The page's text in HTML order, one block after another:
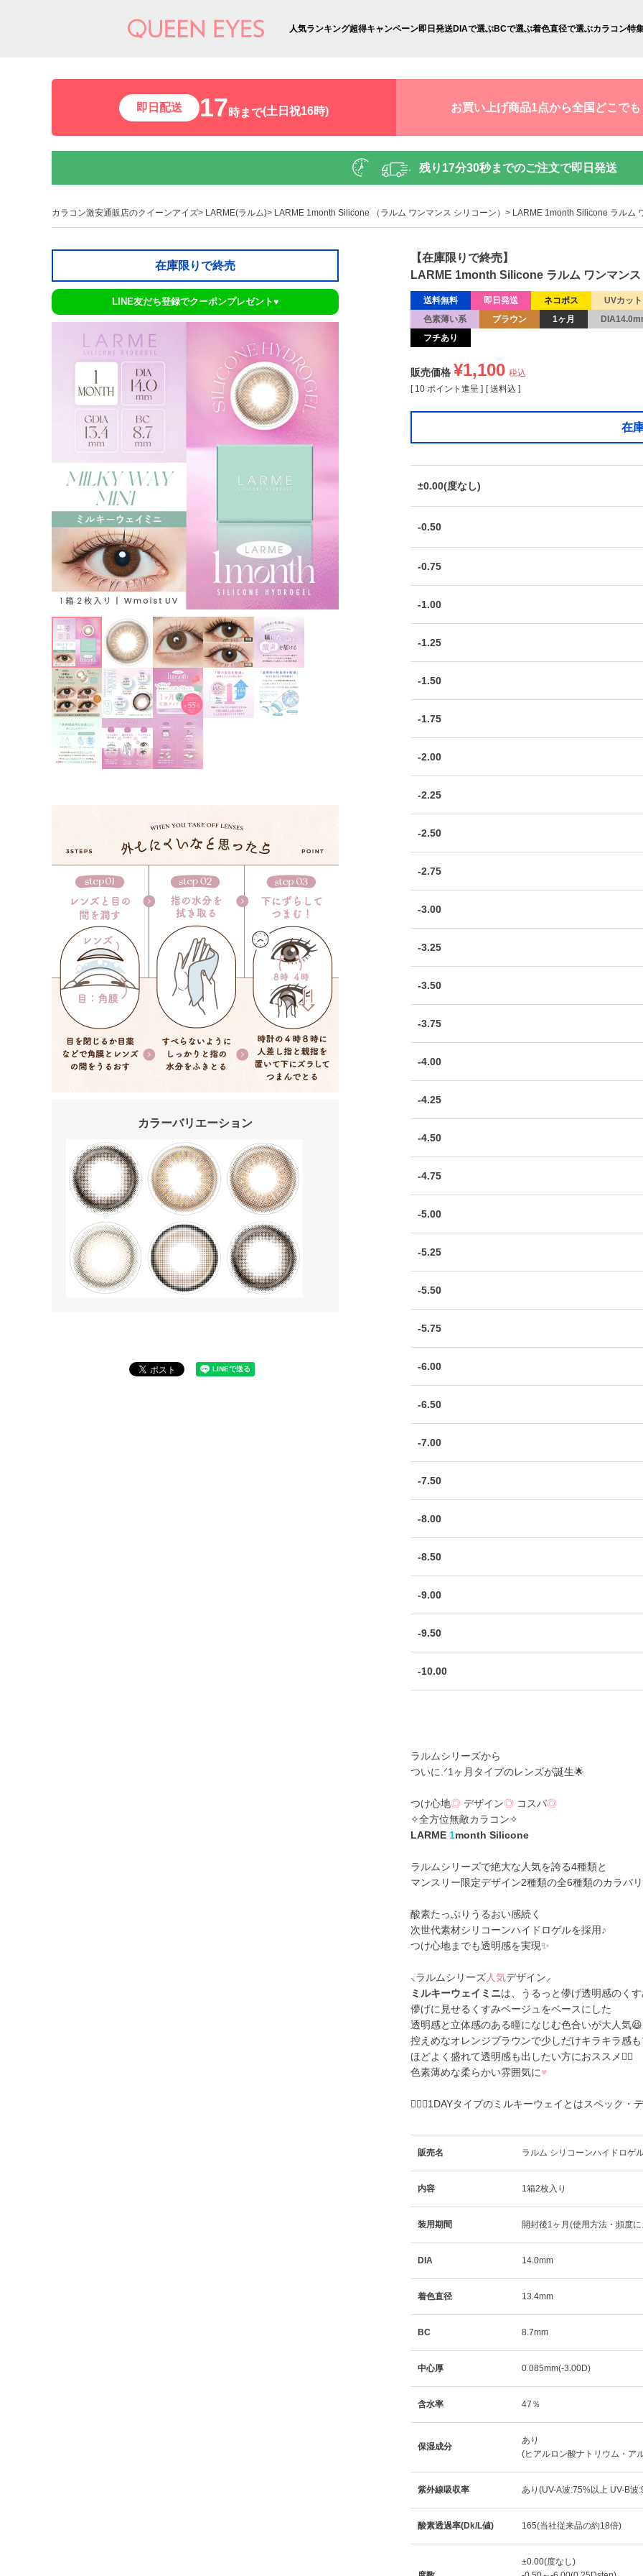
人気ランキング超得キャンペーン即日発送DIAで選ぶBCで選ぶ着色直径で選ぶカラコン特
即日配送 17時まで(土日祝16時) お買い上げ商品1点から全国どこでも
残り 17分28秒までのご注文で即日発送
カラコン激安通販店のクイーンアイズ LARME(ラルム) LARME 1month Silicone （ラルム ワンマンス シリコーン） LARME 1month Silicone ラルム
在庫限りで終売
LINE友だち登録でクーポンプレゼント♥
カラーバリエーション
【在庫限りで終売】
LARME 1month Silicone ラルム ワンマン
送料無料 即日発送 ネコポス
UVカット
色素薄い系
ブラウン 1ヶ月
フチあり
販売価格 ¥1,100 税込
[ 10 ポイント進呈 ] 送料込
在
±0.00(度なし)
-0.50
-0.75
-1.00
-1.25
-1.50
-1.75
-2.00
-2.25
-2.50
-2.75
-3.00
-3.25
-3.50
-3.75
-4.00
-4.25
-4.50
-4.75
-5.00
-5.25
-5.50
-5.75
-6.00
-6.50
-7.00
-7.50
-8.00
-8.50
-9.00
-9.50
-10.00
ラルムシリーズから
ついに.ᐟ1ヶ月タイプのレンズが誕生🌟
つけ心地◎デザイン◎コスパ◎
✧全方位無敵カラコン✧
LARME 1month Silicone
ラルムシリーズで絶大な人気を誇る4種類と
マンスリー限定デザイン2種類の全6種類のカラバ
酸素たっぷりうるおい感続く
次世代素材シリコーンハイドロゲルを採用♪
つけ心地までも透明感を実現✨
⸜ラルムシリーズ人気デザイン⸝
ミルキーウェイミニは、うるっと儚げ透明感のく
儚げに見せるくすみベージュをベースにした
透明感と立体感のある瞳になじむ色合いが大人気😆
控えめなオレンジブラウンで少しだけキラキラ感
ほどよく盛れて透明感も出したい方におススメ☝🏻
色素薄めな柔らかい雰囲気に♥
🙇🏼‍♀️1DAYタイプのミルキーウェイとはスペック・
販売名 ラルム シリコーンハイドロゲ
内容 1箱2枚入り
装用期間 開封後1ヶ月(使用方法・頻度
DIA 14.0mm
着色直径 13.4mm
BC 8.7mm
中心厚 0.085mm(-3.00D)
含水率 47％
保湿成分
あり
(ヒアルロン酸ナトリウム・ア
紫外線吸収率 あり(UV-A波:75%以上 UV-B波
酸素透過率(Dk/L値) 165(当社従来品の約18倍)
±0.00(度なし)